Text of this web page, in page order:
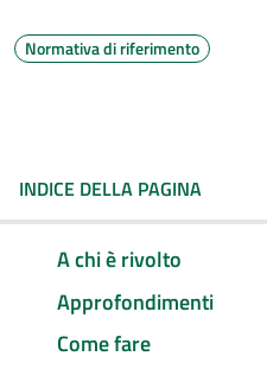
Normativa di riferimento
INDICE DELLA PAGINA
A chi è rivolto
Approfondimenti
Come fare